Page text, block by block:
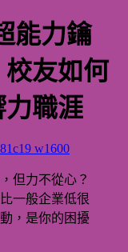
能力鑰
友如何
職涯
但力不從心？
一般企業低很
，是你的困擾